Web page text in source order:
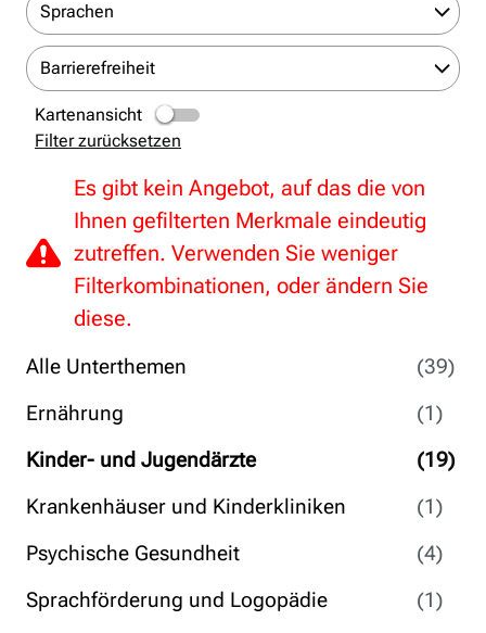
Alle Unterthemen
(39)
Ernährung
(1)
Kinder- und Jugendärzte
(19)
Krankenhäuser und Kinderkliniken
(1)
Psychische Gesundheit
(4)
Sprachförderung und Logopädie
(1)
Sprachen
Barrierefreiheit
Kartenansicht
Filter zurücksetzen
Es gibt kein Angebot, auf das die von
Ihnen gefilterten Merkmale eindeutig
zutreffen. Verwenden Sie weniger
Filterkombinationen, oder ändern Sie
diese.